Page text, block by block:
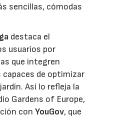
sencillas, cómodas
destaca el
usuarios por
que integren
de optimizar
Así lo refleja la
Gardens of Europe,
conYouGov, que